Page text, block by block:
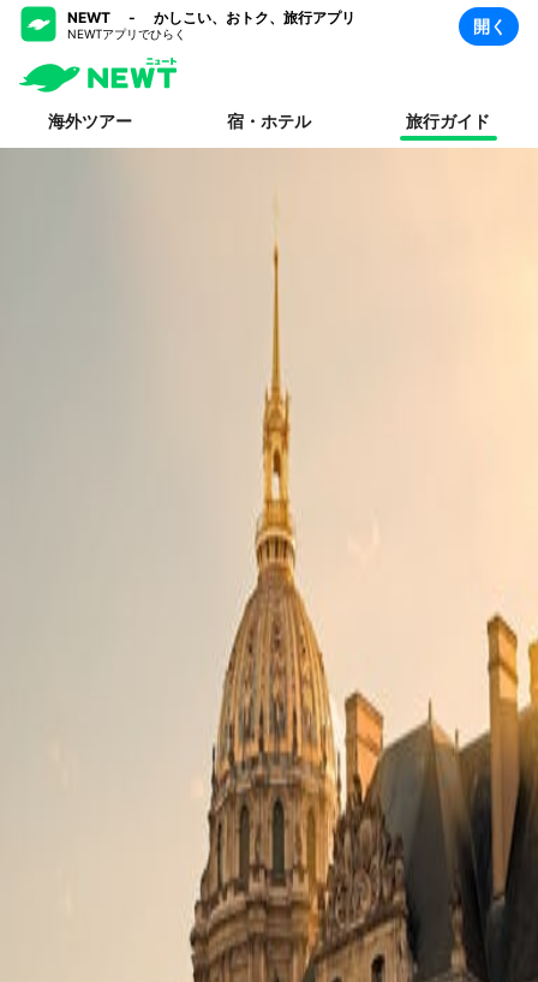
NEWT - かしこい、おトク、旅行アプリ
NEWTアプリでひらく 開く
海外ツアー 宿・ホテル 旅行ガイド